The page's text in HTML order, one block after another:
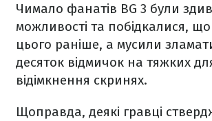
Чимало фанатів BG 3 були
можливості та побідкалися,
цього раніше, а мусили
десяток відмичок на тяжких
відімкнення скринях.
Щоправда, деякі гравці